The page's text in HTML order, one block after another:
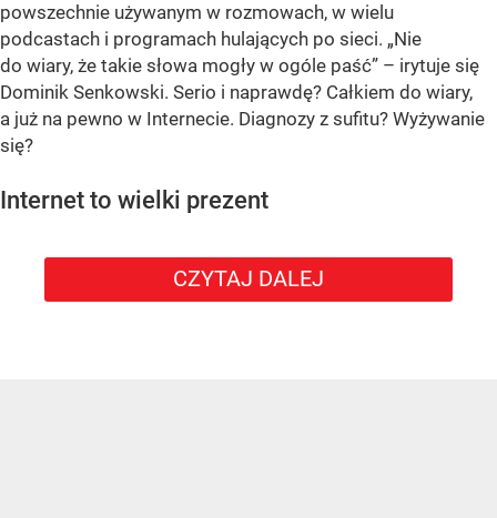
powszechnie używanym w rozmowach, w wielu
podcastach i programach hulających po sieci. „Nie
do wiary, że takie słowa mogły w ogóle paść” – irytuje się
Dominik Senkowski. Serio i naprawdę? Całkiem do wiary,
a już na pewno w Internecie. Diagnozy z sufitu? Wyżywanie
się?
Internet to wielki prezent
CZYTAJ DALEJ